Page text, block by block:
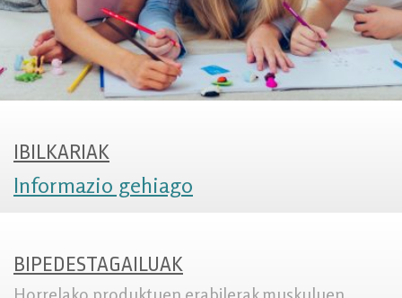
IBILKARIAK
Informazio gehiago
BIPEDESTAGAILUAK